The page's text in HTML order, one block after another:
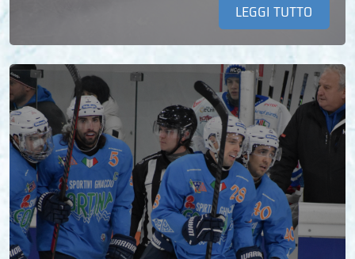
LEGGI TUTTO